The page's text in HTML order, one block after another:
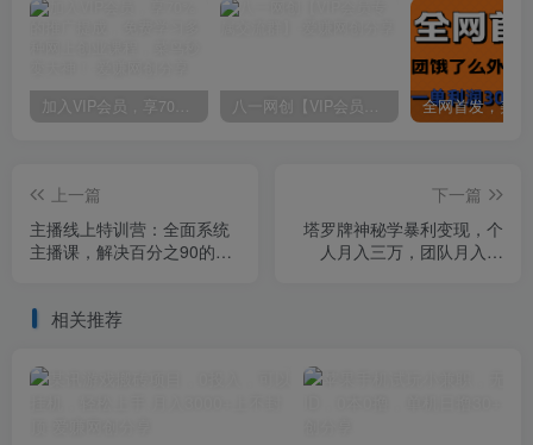
加入VIP会员，享70%的推广提成，免费学习多种网上创业课程，菜鸟秒变大神！ 八一网创【VIP会员专属交流群】
上一篇
主播线上特训营：全面系统
主播课，解决百分之90的主
下一篇
塔罗牌神秘学暴利变现，个
人月入三万，团队月入十
相关推荐